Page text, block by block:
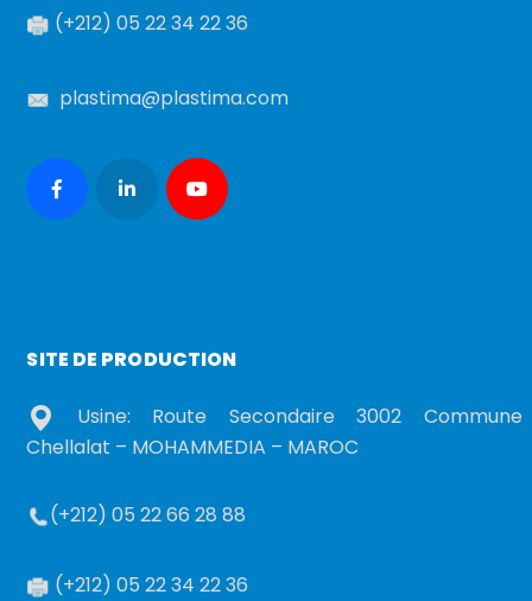
(+212) 05 22 34 22 36
plastima@plastima.com
SITE DE PRODUCTION
Usine: Route Secondaire 3002 Commune
Chellalat – MOHAMMEDIA – MAROC
(+212) 05 22 66 28 88
(+212) 05 22 34 22 36